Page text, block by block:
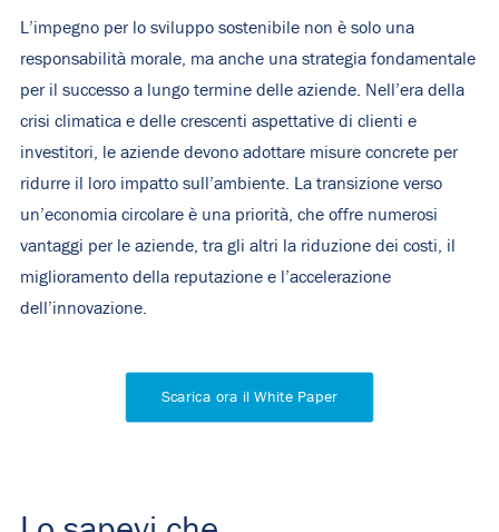
L’impegno per lo sviluppo sostenibile non è solo una
responsabilità morale, ma anche una strategia fondamentale
per il successo a lungo termine delle aziende. Nell’era della
crisi climatica e delle crescenti aspettative di clienti e
investitori, le aziende devono adottare misure concrete per
ridurre il loro impatto sull’ambiente. La transizione verso
un’economia circolare è una priorità, che offre numerosi
vantaggi per le aziende, tra gli altri la riduzione dei costi, il
miglioramento della reputazione e l’accelerazione
dell’innovazione.
Scarica ora il White Paper